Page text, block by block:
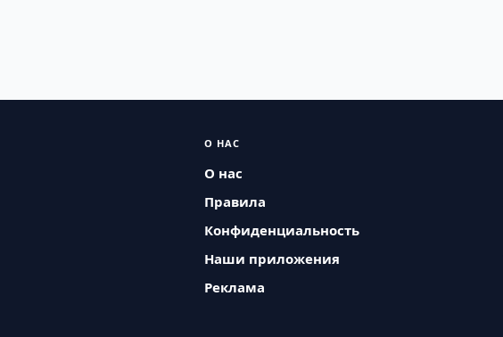
О НАС
О нас
Правила
Конфиденциальность
Наши приложения
Реклама